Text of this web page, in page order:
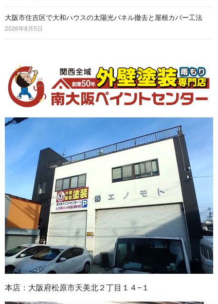
大阪市住吉区で大和ハウスの太陽光パネル撤去と屋根カバー工法
2026年8月5日
本店：大阪府松原市天美北２丁目１４−１